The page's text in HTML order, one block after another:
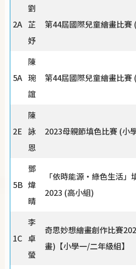
2A
劉
芷
妤
第44屆國際兒童繪畫比賽
5A
陳
琬
誼
第44屆國際兒童繪畫比賽
2E
陳
詠
恩
2023母親節填色比賽 (小
5B
鄧
煒
晴
「依時能源‧綠色生活」
2023 (高小組)
1C
李
卓
螢
奇思妙想繪畫創作比賽
畫)【小學一/二年級組】